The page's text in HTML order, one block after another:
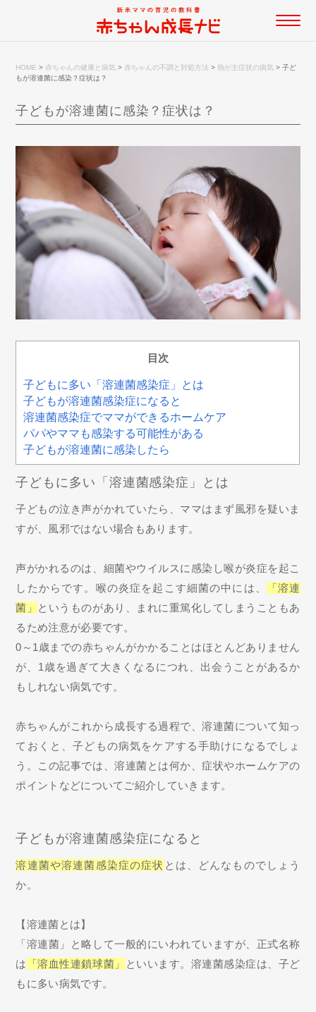
HOME > 赤ちゃんの健康と病気 > 赤ちゃんの不調と対処方法 > 熱が主症状の病気 >子ど
もが溶連菌に感染？症状は？
子どもが溶連菌に感染？症状は？
目次
子どもに多い「溶連菌感染症」とは
子どもが溶連菌感染症になると
溶連菌感染症でママができるホームケア
パパやママも感染する可能性がある
子どもが溶連菌に感染したら
子どもに多い「溶連菌感染症」とは
子どもの泣き声がかれていたら、ママはまず風邪を疑いま
すが、風邪ではない場合もあります。
声がかれるのは、細菌やウイルスに感染し喉が炎症を起こ
したからです。喉の炎症を起こす細菌の中には、
「溶連
菌」 というものがあり、まれに重篤化してしまうこともあ
るため注意が必要です。
0～1歳までの赤ちゃんがかかることはほとんどありません
が、1歳を過ぎて大きくなるにつれ、出会うことがあるか
もしれない病気です。
赤ちゃんがこれから成長する過程で、溶連菌について知っ
ておくと、子どもの病気をケアする手助けになるでしょ
う。この記事では、溶連菌とは何か、症状やホームケアの
ポイントなどについてご紹介していきます。
子どもが溶連菌感染症になると
溶連菌や溶連菌感染症の症状 とは、どんなものでしょう
か。
【溶連菌とは】
「溶連菌」と略して一般的にいわれていますが、正式名称
は
「溶血性連鎖球菌」
といいます。溶連菌感染症は、子ど
もに多い病気です。